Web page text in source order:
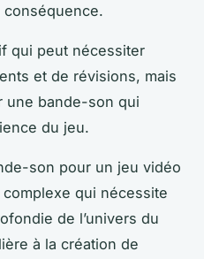
conséquence.
qui peut nécessiter
et de révisions, mais
une bande-son qui
du jeu.
son pour un jeu vidéo
qui nécessite
de l’univers du
à la création de